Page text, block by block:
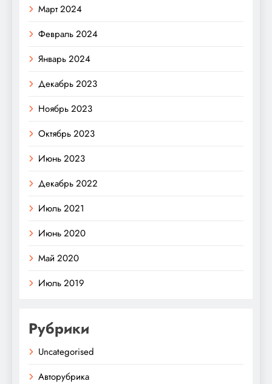
Март 2024
Февраль 2024
Январь 2024
Декабрь 2023
Ноябрь 2023
Октябрь 2023
Июнь 2023
Декабрь 2022
Июль 2021
Июнь 2020
Май 2020
Июль 2019
Рубрики
Uncategorised
Авторубрика